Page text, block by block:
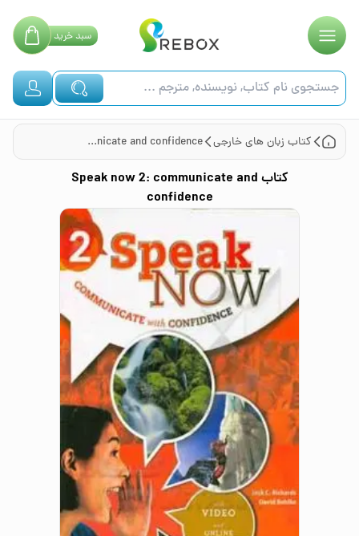
سبدخرید
کتاب زبان های خارجی Speak now 2: communicate and confidence
کتاب Speak now 2: communicate and
confidence